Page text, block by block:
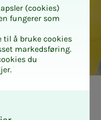
(cookies)
fungerer som
til å bruke cookies
markedsføring.
du